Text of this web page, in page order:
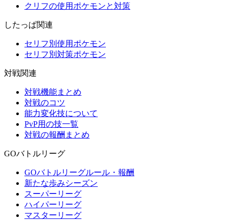
クリフの使用ポケモンと対策
したっぱ関連
セリフ別使用ポケモン
セリフ別対策ポケモン
対戦関連
対戦機能まとめ
対戦のコツ
能力変化技について
PvP用の技一覧
対戦の報酬まとめ
GOバトルリーグ
GOバトルリーグルール・報酬
新たな歩みシーズン
スーパーリーグ
ハイパーリーグ
マスターリーグ